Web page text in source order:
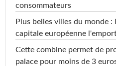
consommateurs
Plus belles villes du monde
capitale européenne
Cette combine permet de
palace pour moins de 3